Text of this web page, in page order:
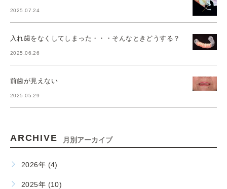
2025.07.24
入れ歯をなくしてしまった・・・そんなときどうする？
2025.06.26
前歯が見えない
2025.05.29
ARCHIVE 月別アーカイブ
2026年 (4)
2025年 (10)